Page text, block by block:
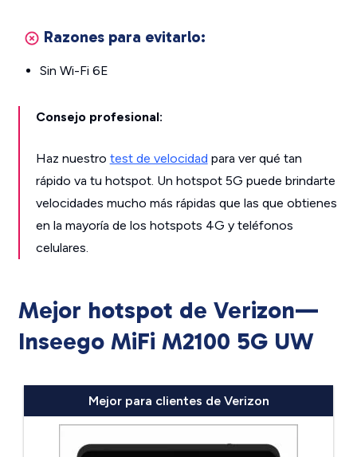
Razones para evitarlo:
Sin Wi-Fi 6E
Consejo profesional:
Haz nuestro test de velocidad para ver qué tan
rápido va tu hotspot. Un hotspot 5G puede brindarte
velocidades mucho más rápidas que las que obtienes
en la mayoría de los hotspots 4G y teléfonos
celulares.
Mejor hotspot de Verizon—
Inseego MiFi M2100 5G UW
Mejor para clientes de Verizon